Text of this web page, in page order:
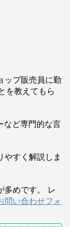
ップ販売員に勤
を教えてもら
など専門的な言
やすく解説しま
多めです。 レ
問い合わせフォ